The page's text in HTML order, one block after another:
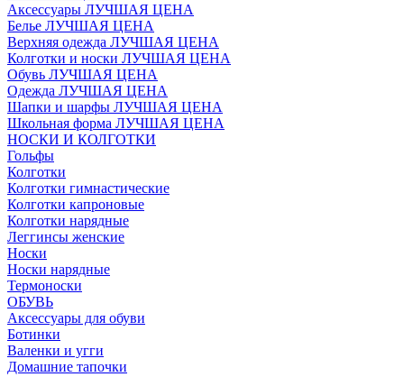
Аксессуары ЛУЧШАЯ ЦЕНА
Белье ЛУЧШАЯ ЦЕНА
Верхняя одежда ЛУЧШАЯ ЦЕНА
Колготки и носки ЛУЧШАЯ ЦЕНА
Обувь ЛУЧШАЯ ЦЕНА
Одежда ЛУЧШАЯ ЦЕНА
Шапки и шарфы ЛУЧШАЯ ЦЕНА
Школьная форма ЛУЧШАЯ ЦЕНА
НОСКИ И КОЛГОТКИ
Гольфы
Колготки
Колготки гимнастические
Колготки капроновые
Колготки нарядные
Леггинсы женские
Носки
Носки нарядные
Термоноски
ОБУВЬ
Аксессуары для обуви
Ботинки
Валенки и угги
Домашние тапочки